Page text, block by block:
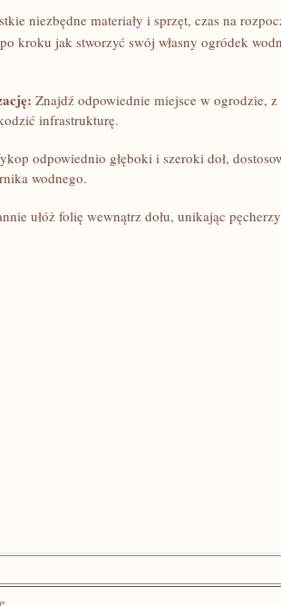
niezbędne ​materiały ‍i ⁣sprzęt, czas na
kroku‍ jak stworzyć ‍swój własny ⁤ogródek
Znajdź ​odpowiednie⁤ miejsce ‍w ⁤ogrodzie,
infrastrukturę.
odpowiednio głęboki i szeroki⁣ doł,
wodnego.
ułóż folię wewnątrz dołu, unikając